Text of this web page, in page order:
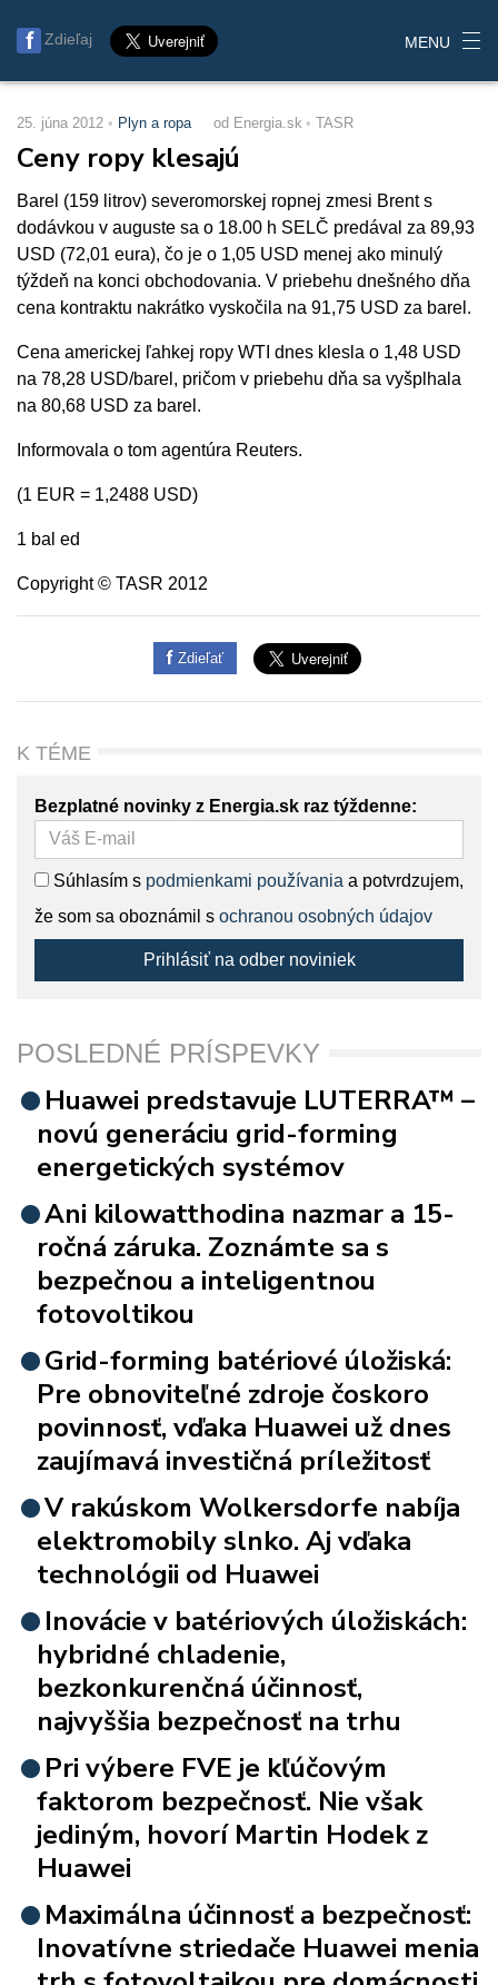
Zdieľaj MENU
25. júna 2012 Plyn a ropa od Energia.sk TASR
Ceny ropy klesajú
Barel (159 litrov) severomorskej ropnej zmesi Brent s
dodávkou v auguste sa o 18.00 h SELČ predával za 89,93
USD (72,01 eura), čo je o 1,05 USD menej ako minulý
týždeň na konci obchodovania. V priebehu dnešného dňa
cena kontraktu nakrátko vyskočila na 91,75 USD za barel.
Cena americkej ľahkej ropy WTI dnes klesla o 1,48 USD
na 78,28 USD/barel, pričom v priebehu dňa sa vyšplhala
na 80,68 USD za barel.
Informovala o tom agentúra Reuters.
(1 EUR = 1,2488 USD)
1 bal ed
Copyright © TASR 2012
Zdieľať
K TÉME
Bezplatné novinky z Energia.sk raz týždenne:
Súhlasím s podmienkami používania a potvrdzujem,
že som sa oboznámil s ochranou osobných údajov
Prihlásiť na odber noviniek
POSLEDNÉ PRÍSPEVKY
Huawei predstavuje LUTERRA™ –
novú generáciu grid-forming
energetických systémov
Ani kilowatthodina nazmar a 15-
ročná záruka. Zoznámte sa s
bezpečnou a inteligentnou
fotovoltikou
Grid-forming batériové úložiská:
Pre obnoviteľné zdroje čoskoro
povinnosť, vďaka Huawei už dnes
zaujímavá investičná príležitosť
V rakúskom Wolkersdorfe nabíja
elektromobily slnko. Aj vďaka
technológii od Huawei
Inovácie v batériových úložiskách:
hybridné chladenie,
bezkonkurenčná účinnosť,
najvyššia bezpečnosť na trhu
Pri výbere FVE je kľúčovým
faktorom bezpečnosť. Nie však
jediným, hovorí Martin Hodek z
Huawei
Maximálna účinnosť a bezpečnosť:
Inovatívne striedače Huawei menia